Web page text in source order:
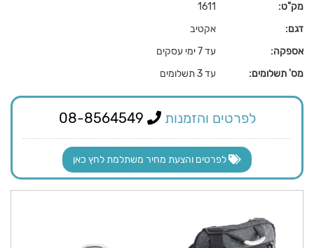
מק"ט:
1611
דגם:
אקטיב
אספקה:
עד 7 ימי עסקים
מס' תשלומים:
עד 3 תשלומים
לפרטים והזמנות
לפרטים והצעת מחיר משתלמת לחץ כאן